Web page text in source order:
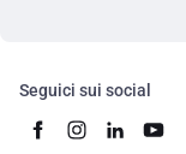
Seguici sui social